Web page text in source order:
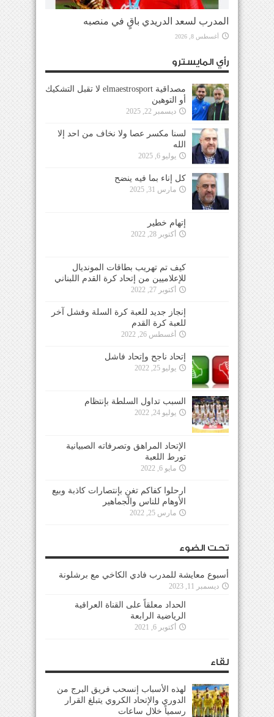
المدرب لسعد الدريدي باقٍ في منصبه
أغسطس 8, 2026
رأي المايسترو
مصداقية elmaestrosport لا تقبل التشكيك
أو التوهين
ديسمبر 22, 2025
لسنا مكسر عصا ولا نخاف من احد إلا
الله
يوليو 6, 2025
كل إناء بما فيه ينضح
مارس 31, 2025
إتهام خطير
أكتوبر 28, 2022
كيف تم تهريب بطاقات المونديال
للإعلاميين من إتحاد كرة القدم اللبناني
أكتوبر 27, 2022
إنجاز جديد للعبة كرة السلة وفشل آخر
للعبة كرة القدم
أغسطس 26, 2022
إتحاد ناجح وإتحاد فاشل
يوليو 25, 2022
السبب تداول السلطة بإنتظام
يوليو 24, 2022
الإتحاد المراهق وتصرفاته الصبيانية
تورط اللعبة
مايو 6, 2022
ارحلوا كفاكم تغنٍ بإنتصارات كاذبة وبيع
الأوهام للناس والجماهير
مارس 25, 2022
تحت الضوء
أسبوع معايشة للمدرب فادي الكاخي مع برشلونة
ديسمبر 11, 2023
الحداد معلقاً على القناة العراقية
الرياضية الرابعة
أكتوبر 6, 2021
لقاء
لهذه الأسباب إنسحب فريق البرج من
الدوري والإتحاد الكروي يتبلغ القرار
رسمياً خلال ساعات